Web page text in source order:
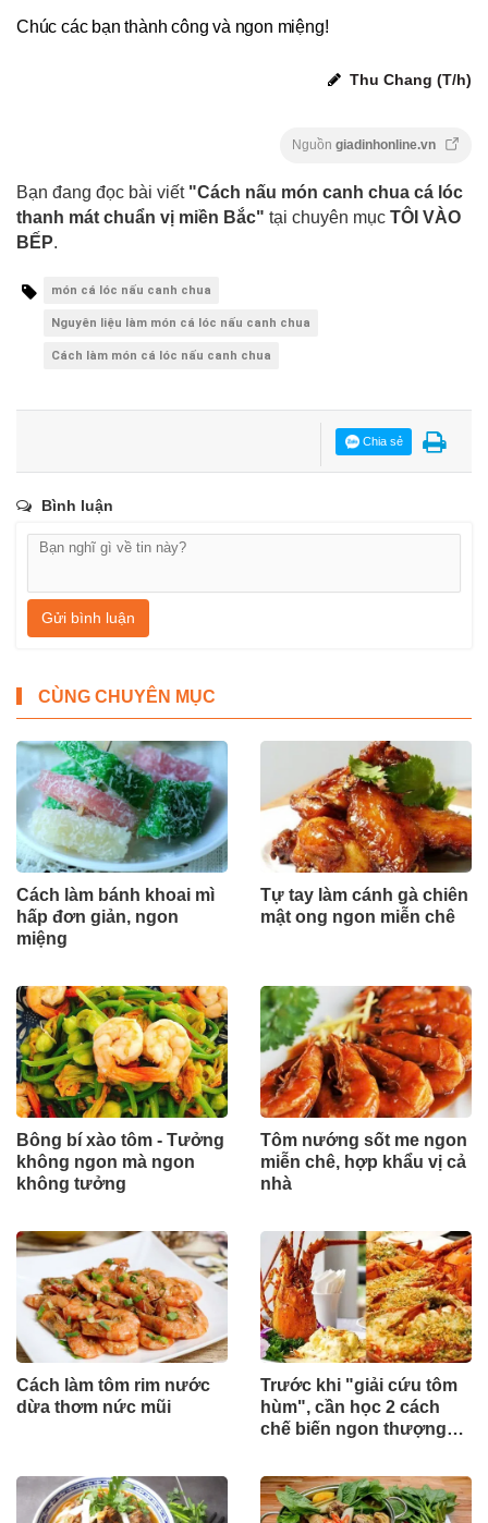
Chúc các bạn thành công và ngon miệng!
Thu Chang (T/h)
Nguồn giadinhonline.vn
Bạn đang đọc bài viết "Cách nấu món canh chua cá lóc
thanh mát chuẩn vị miền Bắc" tại chuyên mục TÔI VÀO
BẾP.
món cá lóc nấu canh chua
Nguyên liệu làm món cá lóc nấu canh chua
Cách làm món cá lóc nấu canh chua
Chia sẻ
Bình luận
Gửi bình luận
CÙNG CHUYÊN MỤC
Cách làm bánh khoai mì
hấp đơn giản, ngon
miệng
Tự tay làm cánh gà chiên
mật ong ngon miễn chê
Bông bí xào tôm - Tưởng
không ngon mà ngon
không tưởng
Tôm nướng sốt me ngon
miễn chê, hợp khẩu vị cả
nhà
Cách làm tôm rim nước
dừa thơm nức mũi
Trước khi "giải cứu tôm
hùm", cần học 2 cách
chế biến ngon thượng